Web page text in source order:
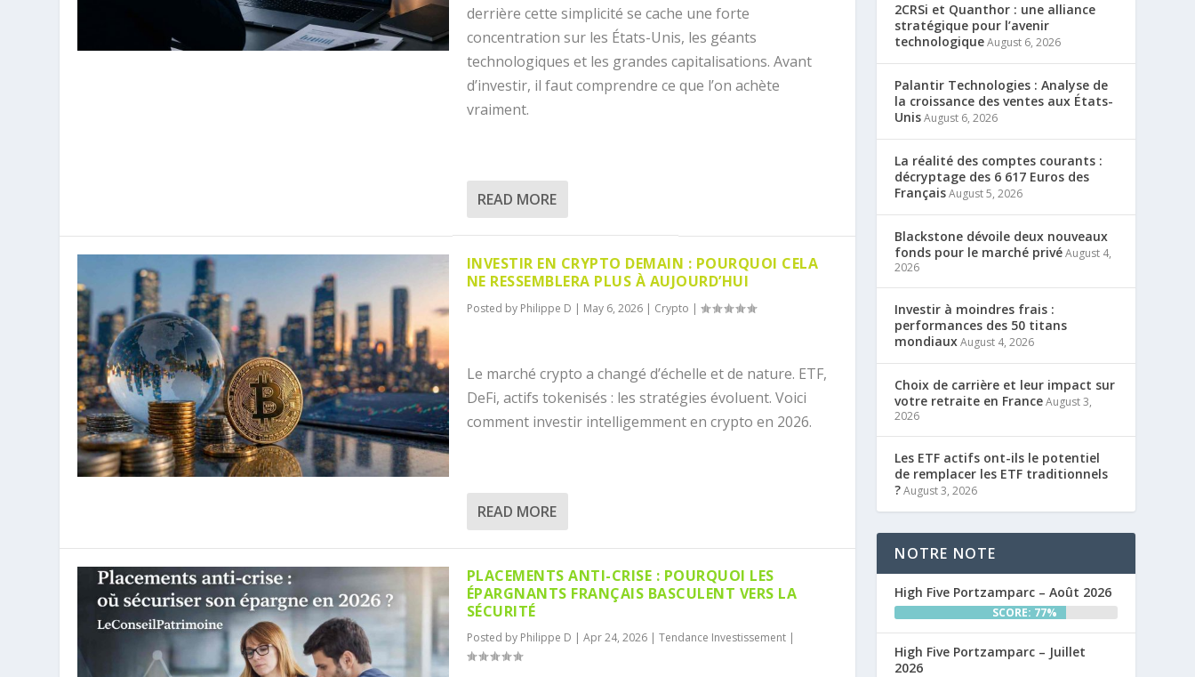
derrière cette simplicité se cache une forte
concentration sur les États-Unis, les géants
technologiques et les grandes capitalisations. Avant
d’investir, il faut comprendre ce que l’on achète
vraiment.
READ MORE
INVESTIR EN CRYPTO DEMAIN : POURQUOI CELA
NE RESSEMBLERA PLUS À AUJOURD’HUI
Posted by Philippe D | May 6, 2026| Crypto |
Le marché crypto a changé d’échelle et de nature. ETF,
DeFi, actifs tokenisés : les stratégies évoluent. Voici
comment investir intelligemment en crypto en 2026.
READ MORE
PLACEMENTS ANTI-CRISE : POURQUOI LES
ÉPARGNANTS FRANÇAIS BASCULENT VERS LA
SÉCURITÉ
Posted by Philippe D | Apr 24, 2026| Tendance Investissement|
2CRSi et Quanthor : une alliance
stratégique pour l’avenir
technologiqueAugust 6, 2026
Palantir Technologies : Analyse de
la croissance des ventes aux États-
UnisAugust 6, 2026
La réalité des comptes courants :
décryptage des 6 617 Euros des
FrançaisAugust 5, 2026
Blackstone dévoile deux nouveaux
fonds pour le marché privéAugust 4,
2026
Investir à moindres frais :
performances des 50 titans
mondiauxAugust 4, 2026
Choix de carrière et leur impact sur
votre retraite en FranceAugust 3,
2026
Les ETF actifs ont-ils le potentiel
de remplacer les ETF traditionnels
?August 3, 2026
NOTRE NOTE
High Five Portzamparc – Août 2026
SCORE: 77%
High Five Portzamparc – Juillet
2026